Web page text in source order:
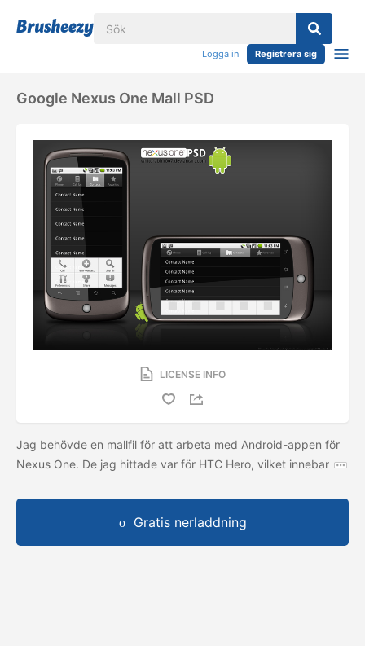
Logga in Registrera sig
Google Nexus One Mall PSD
LICENSE INFO
Jag behövde en mallfil för att arbeta med Android-appen för
Nexus One. De jag hittade var för HTC Hero, vilket innebar
Gratis nerladdning